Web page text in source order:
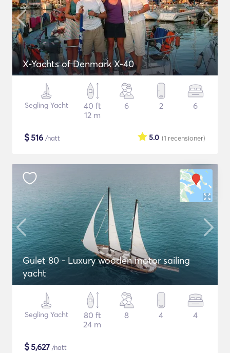
X-Yachts of Denmark X-40
Segling Yacht
40 ft
12 m
6 2 6
$516 /natt (1 recensioner)
5.0
Gulet 80 - Luxury wooden motor sailing
yacht
Segling Yacht
80 ft
24 m
8 4 4
$5,627 /natt